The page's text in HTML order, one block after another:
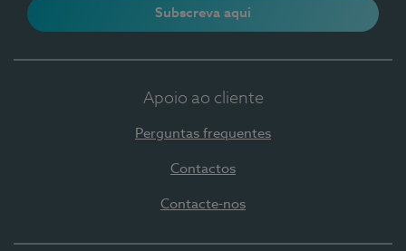
Subscreva aqui
Apoio ao cliente
Perguntas frequentes
Contactos
Contacte-nos